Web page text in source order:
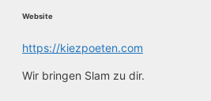
Website
https://kiezpoeten.com
Wir bringen Slam zu dir.